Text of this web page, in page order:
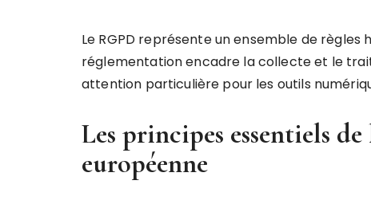
Le RGPD représente un ensemble de
réglementation encadre la collecte et le
attention particulière pour les outils
Les principes essentiels
européenne